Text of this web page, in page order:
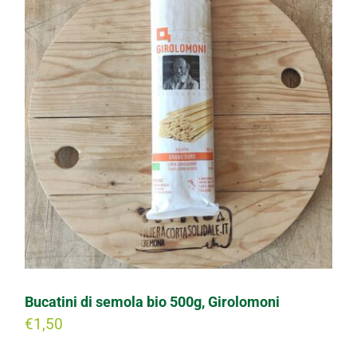
Progetti
I produttori
FAQ
Carrello
Cerca
per:
Bucatini di semola bio 500g, Girolomoni
€1,50